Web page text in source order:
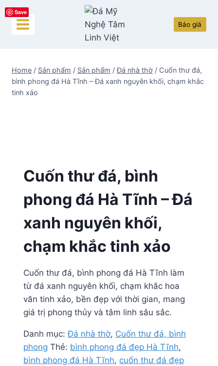
Skip
to
content
Báo giá
Home / Sản phẩm / Sản phẩm / Đá nhà thờ / Cuốn thư đá,
bình phong đá Hà Tĩnh – Đá xanh nguyên khối, chạm khắc
tinh xảo
Save
Cuốn thư đá, bình
phong đá Hà Tĩnh – Đá
xanh nguyên khối,
chạm khắc tinh xảo
Cuốn thư đá, bình phong đá Hà Tĩnh làm
từ đá xanh nguyên khối, chạm khắc hoa
văn tinh xảo, bền đẹp với thời gian, mang
giá trị phong thủy và tâm linh sâu sắc.
Danh mục:Đá nhà thờ, Cuốn thư đá, bình
phong Thẻ: bình phong đá đẹp Hà Tĩnh,
bình phong đá Hà Tĩnh, cuốn thư đá đẹp